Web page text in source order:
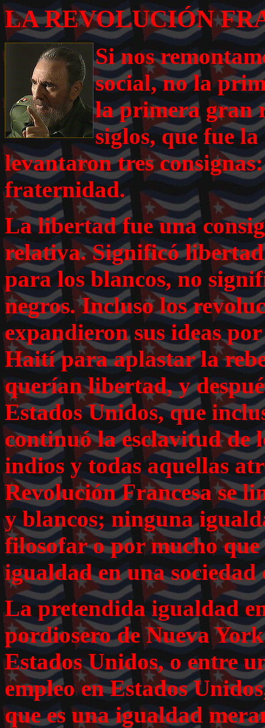
LA REVOLUCIÓN
Si nos
social, no la
la primera gran
siglos, que fue
levantaron tres
fraternidad.
La libertad fue una
relativa. Significó
para los blancos, no
negros. Incluso los
expandieron sus ideas
Haití para aplastar la
querían libertad, y
Estados Unidos, que
continuó la esclavitud de
indios y todas aquellas
Revolución Francesa se
y blancos; ninguna
filosofar o por mucho que
igualdad en una sociedad
La pretendida igualdad
pordiosero de Nueva
Estados Unidos, o entre
empleo en Estados
que es una igualdad